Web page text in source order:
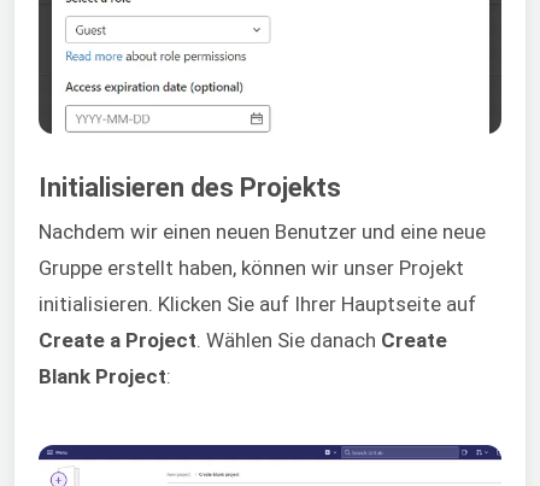
Initialisieren des Projekts
Nachdem wir einen neuen Benutzer und eine neue
Gruppe erstellt haben, können wir unser Projekt
initialisieren. Klicken Sie auf Ihrer Hauptseite auf
Create a Project . Wählen Sie danach Create
Blank Project: